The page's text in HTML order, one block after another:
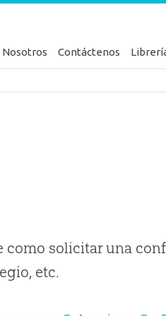
Nosotros Contáctenos
como solicitar una
etc.